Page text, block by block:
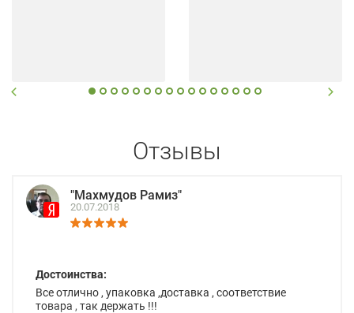
Отзывы
"Махмудов Рамиз"
20.07.2018
Достоинства:
Все отлично , упаковка ,доставка , соответствие
товара , так держать !!!